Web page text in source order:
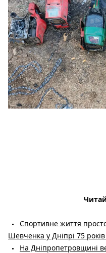
Спортивне життя
Шевченка у Дніпрі 75
На Дніпропетровщині